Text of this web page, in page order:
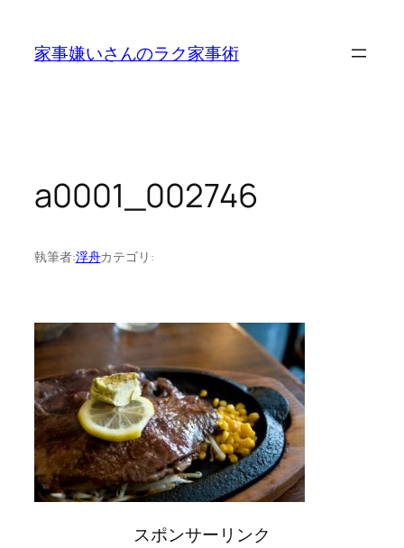
家事嫌いさんのラク家事術
a0001_002746
執筆者:浮舟カテゴリ:
スポンサーリンク